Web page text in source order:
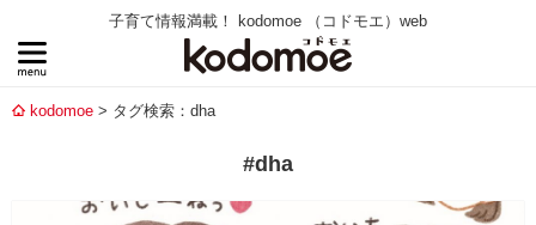
子育て情報満載！ kodomoe （コドモエ）web
kodomoe タグ検索：dha
#dha